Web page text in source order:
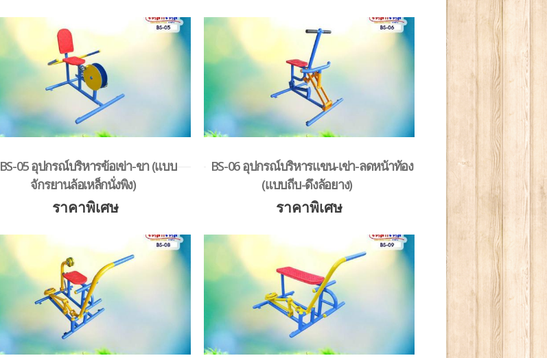
BS-05 อุปกรณ์บริหารข้อเข่า-ขา (แบบ
จักรยานล้อเหล็กนั่งพิง)
ราคาพิเศษ
BS-06 อุปกรณ์บริหารแขน-เข่า-ลดหน้าท้อง
(แบบถีบ-ดึงล้อยาง)
ราคาพิเศษ